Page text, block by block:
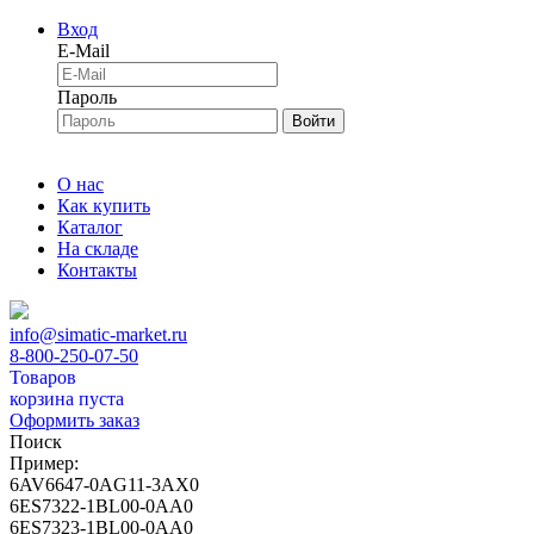
Вход
E-Mail
Пароль
Войти
О нас
Как купить
Каталог
На складе
Контакты
info@simatic-market.ru
8-800-250-07-50
Товаров
корзина пуста
Оформить заказ
Поиск
Пример:
6AV6647-0AG11-3AX0
6ES7322-1BL00-0AA0
6ES7323-1BL00-0AA0